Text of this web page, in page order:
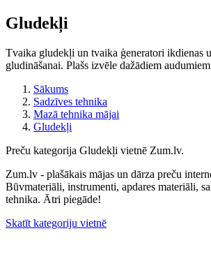
Gludekļi
Tvaika gludekļi un tvaika ģeneratori ikdienas
gludināšanai. Plašs izvēle dažādiem
Sākums
Sadzīves tehnika
Mazā tehnika mājai
Gludekļi
Preču kategorija Gludekļi vietnē Zum.lv.
Zum.lv - plašākais mājas un dārza preču
Būvmateriāli, instrumenti, apdares materiāli,
tehnika. Ātri piegāde!
Skatīt kategoriju vietnē